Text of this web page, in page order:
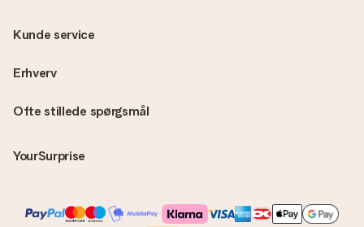
Ofte stillede spørgsmål
YourSurprise
Kunde service
Erhverv